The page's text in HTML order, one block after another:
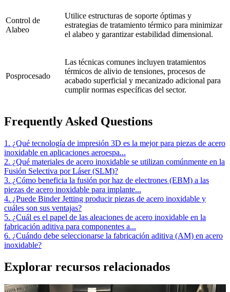
Control de
Alabeo
Utilice estructuras de soporte óptimas y
estrategias de tratamiento térmico para minimizar
el alabeo y garantizar estabilidad dimensional.
Posprocesado
Las técnicas comunes incluyen tratamientos
térmicos de alivio de tensiones, procesos de
acabado superficial y mecanizado adicional para
cumplir normas específicas del sector.
Frequently Asked Questions
1. ¿Qué tecnología de impresión 3D es la mejor para piezas de acero
inoxidable en aplicaciones aeroespa...
2. ¿Qué materiales de acero inoxidable se utilizan comúnmente en la
Fusión Selectiva por Láser (SLM)?
3. ¿Cómo beneficia la fusión por haz de electrones (EBM) a las
piezas de acero inoxidable para implante...
4. ¿Puede Binder Jetting producir piezas de acero inoxidable y
cuáles son sus ventajas?
5. ¿Cuál es el papel de las aleaciones de acero inoxidable en la
fabricación aditiva para componentes a...
6. ¿Cuándo debe seleccionarse la fabricación aditiva (AM) en acero
inoxidable?
Explorar recursos relacionados